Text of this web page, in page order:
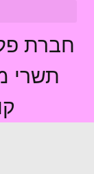
חברת
תשרי